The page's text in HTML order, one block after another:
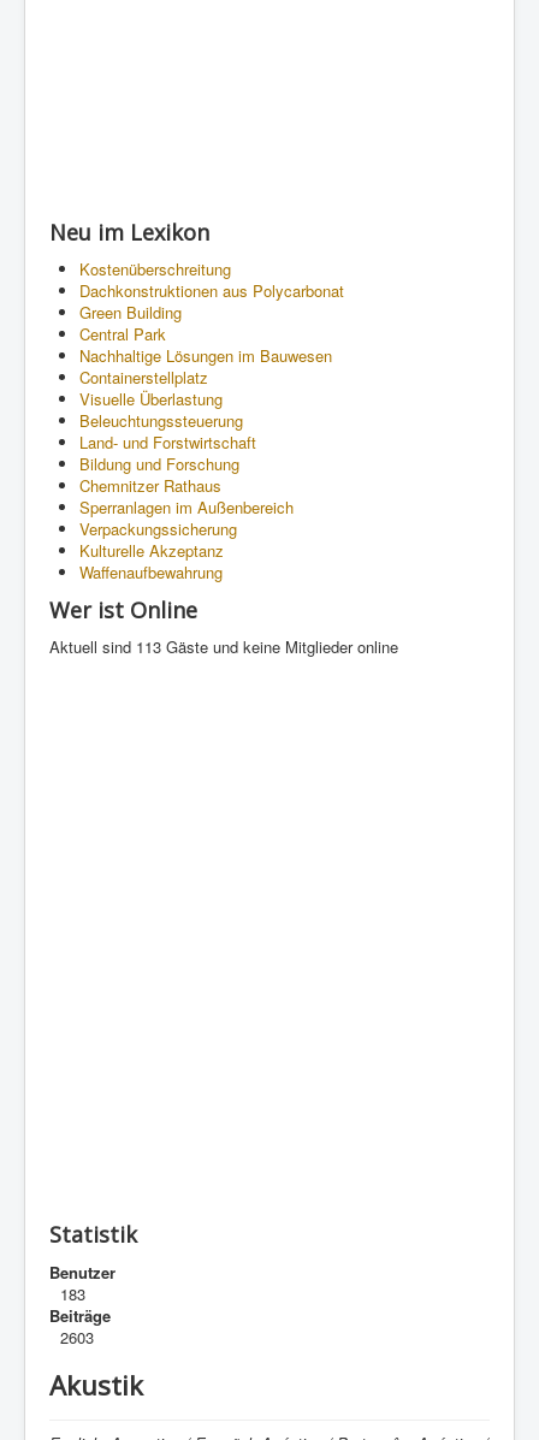
Neu im Lexikon
Kostenüberschreitung
Dachkonstruktionen aus Polycarbonat
Green Building
Central Park
Nachhaltige Lösungen im Bauwesen
Containerstellplatz
Visuelle Überlastung
Beleuchtungssteuerung
Land- und Forstwirtschaft
Bildung und Forschung
Chemnitzer Rathaus
Sperranlagen im Außenbereich
Verpackungssicherung
Kulturelle Akzeptanz
Waffenaufbewahrung
Wer ist Online
Aktuell sind 113 Gäste und keine Mitglieder online
Statistik
Benutzer
183
Beiträge
2603
Akustik